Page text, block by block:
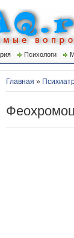
Психологи
Главная »